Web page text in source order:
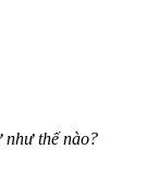
như thế nào?